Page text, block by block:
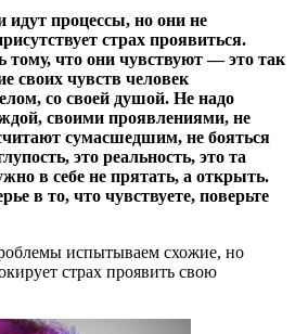
идут процессы, но они не
страх проявиться.
что они чувствуют — это так
своих чувств человек
со своей душой. Не надо
своими проявлениями, не
сумасшедшим, не бояться
это реальность, это та
в себе не прятать, а открыть.
в то, что чувствуете, поверьте
испытываем схожие, но
страх проявить свою